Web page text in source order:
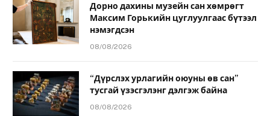
Дорно дахины музейн сан хөмрөгт
Максим Горькийн цуглуулгаас бүтээл
нэмэгдсэн
08/08/2026
“Дүрслэх урлагийн оюуны өв сан”
тусгай үзэсгэлэнг дэлгэж байна
08/08/2026